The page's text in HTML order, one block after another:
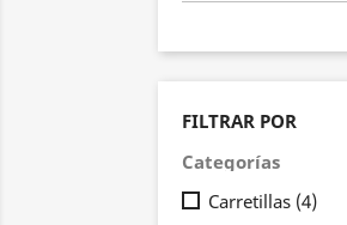
FILTRAR POR
Categorías
Carretillas (4)